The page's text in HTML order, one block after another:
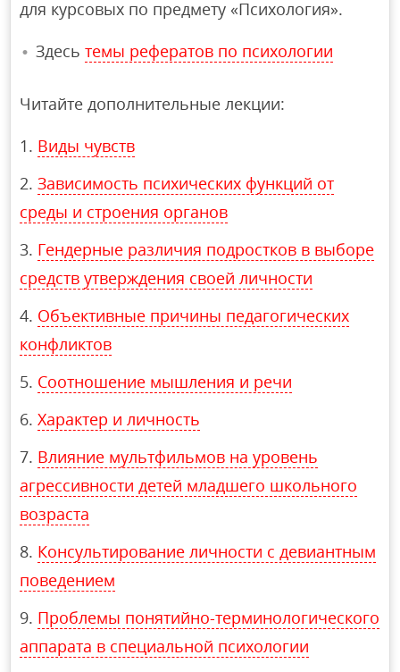
для курсовых по предмету «Психология».
Здесьтемы рефератов по психологии
Читайте дополнительные лекции:
Виды чувств
Зависимость психических функций от
среды и строения органов
Гендерные различия подростков в выборе
средств утверждения своей личности
Объективные причины педагогических
конфликтов
Соотношение мышления и речи
Характер и личность
Влияние мультфильмов на уровень
агрессивности детей младшего школьного
возраста
Консультирование личности с девиантным
поведением
Проблемы понятийно-терминологического
аппарата в специальной психологии